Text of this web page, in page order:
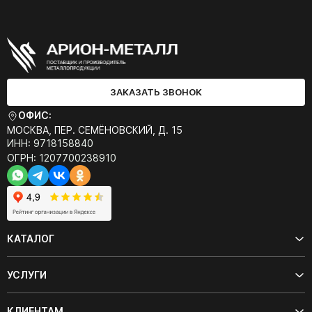
ЗАКАЗАТЬ ЗВОНОК
ОФИС:
МОСКВА, ПЕР. СЕМЁНОВСКИЙ, Д. 15
ИНН: 9718158840
ОГРН: 1207700238910
КАТАЛОГ
УСЛУГИ